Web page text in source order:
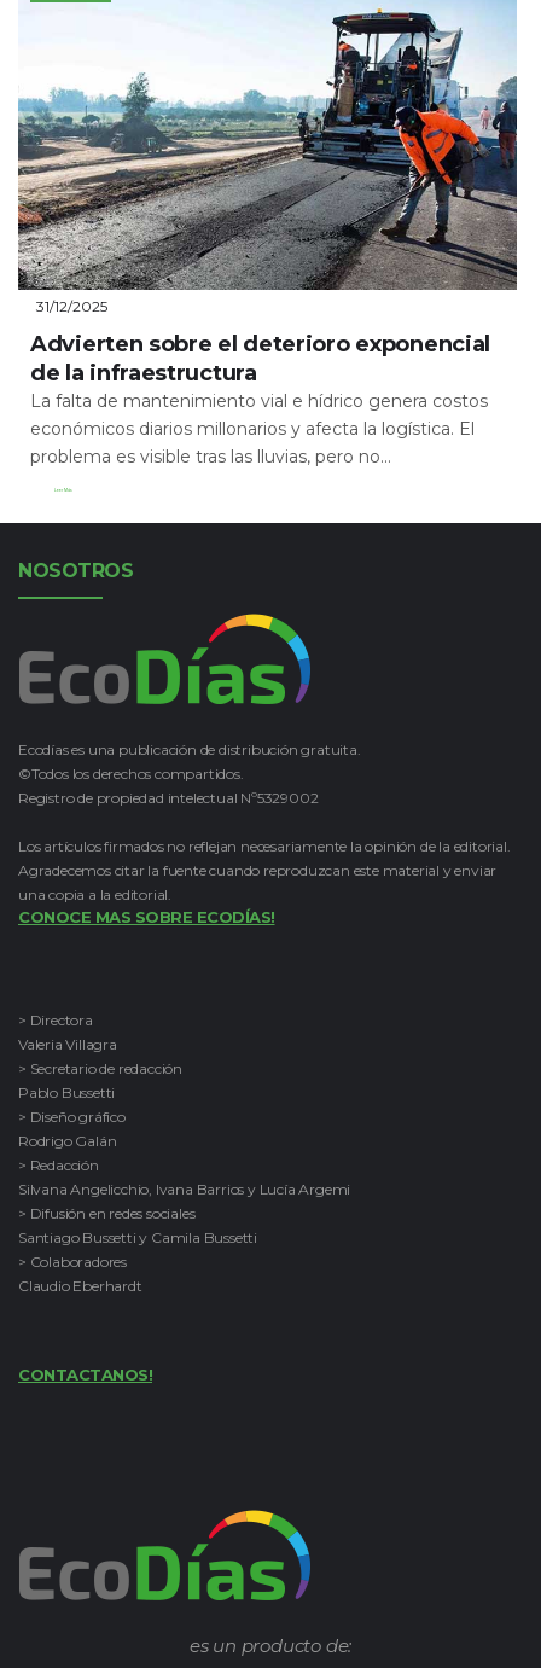
31/12/2025
Advierten sobre el deterioro exponencial
de la infraestructura
La falta de mantenimiento vial e hídrico genera costos
económicos diarios millonarios y afecta la logística. El
problema es visible tras las lluvias, pero no...
Leer Más
NOSOTROS
Ecodías es una publicación de distribución gratuita.
©Todos los derechos compartidos.
Registro de propiedad intelectual Nº5329002
Los artículos firmados no reflejan necesariamente la opinión de la editorial.
Agradecemos citar la fuente cuando reproduzcan este material y enviar
una copia a la editorial.
CONOCE MAS SOBRE ECODÍAS!
> Directora
Valeria Villagra
> Secretario de redacción
Pablo Bussetti
> Diseño gráfico
Rodrigo Galán
> Redacción
Silvana Angelicchio, Ivana Barrios y Lucía Argemi
> Difusión en redes sociales
Santiago Bussetti y Camila Bussetti
> Colaboradores
Claudio Eberhardt
CONTACTANOS!
es un producto de: